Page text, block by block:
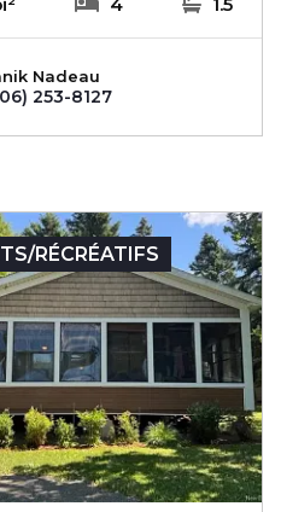
Nadeau
253-8127
RÉCRÉATIFS